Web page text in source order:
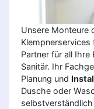
Unsere Monteure
Partner für all Ihre
Sanitär. Ihr
Planung und
Dusche oder